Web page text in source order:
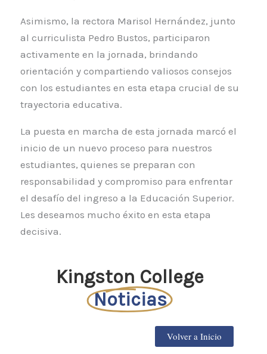
Asimismo, la rectora Marisol Hernández, junto
al curriculista Pedro Bustos, participaron
activamente en la jornada, brindando
orientación y compartiendo valiosos consejos
con los estudiantes en esta etapa crucial de su
trayectoria educativa.
La puesta en marcha de esta jornada marcó el
inicio de un nuevo proceso para nuestros
estudiantes, quienes se preparan con
responsabilidad y compromiso para enfrentar
el desafío del ingreso a la Educación Superior.
Les deseamos mucho éxito en esta etapa
decisiva.
Kingston College
Noticias
Volver a Inicio